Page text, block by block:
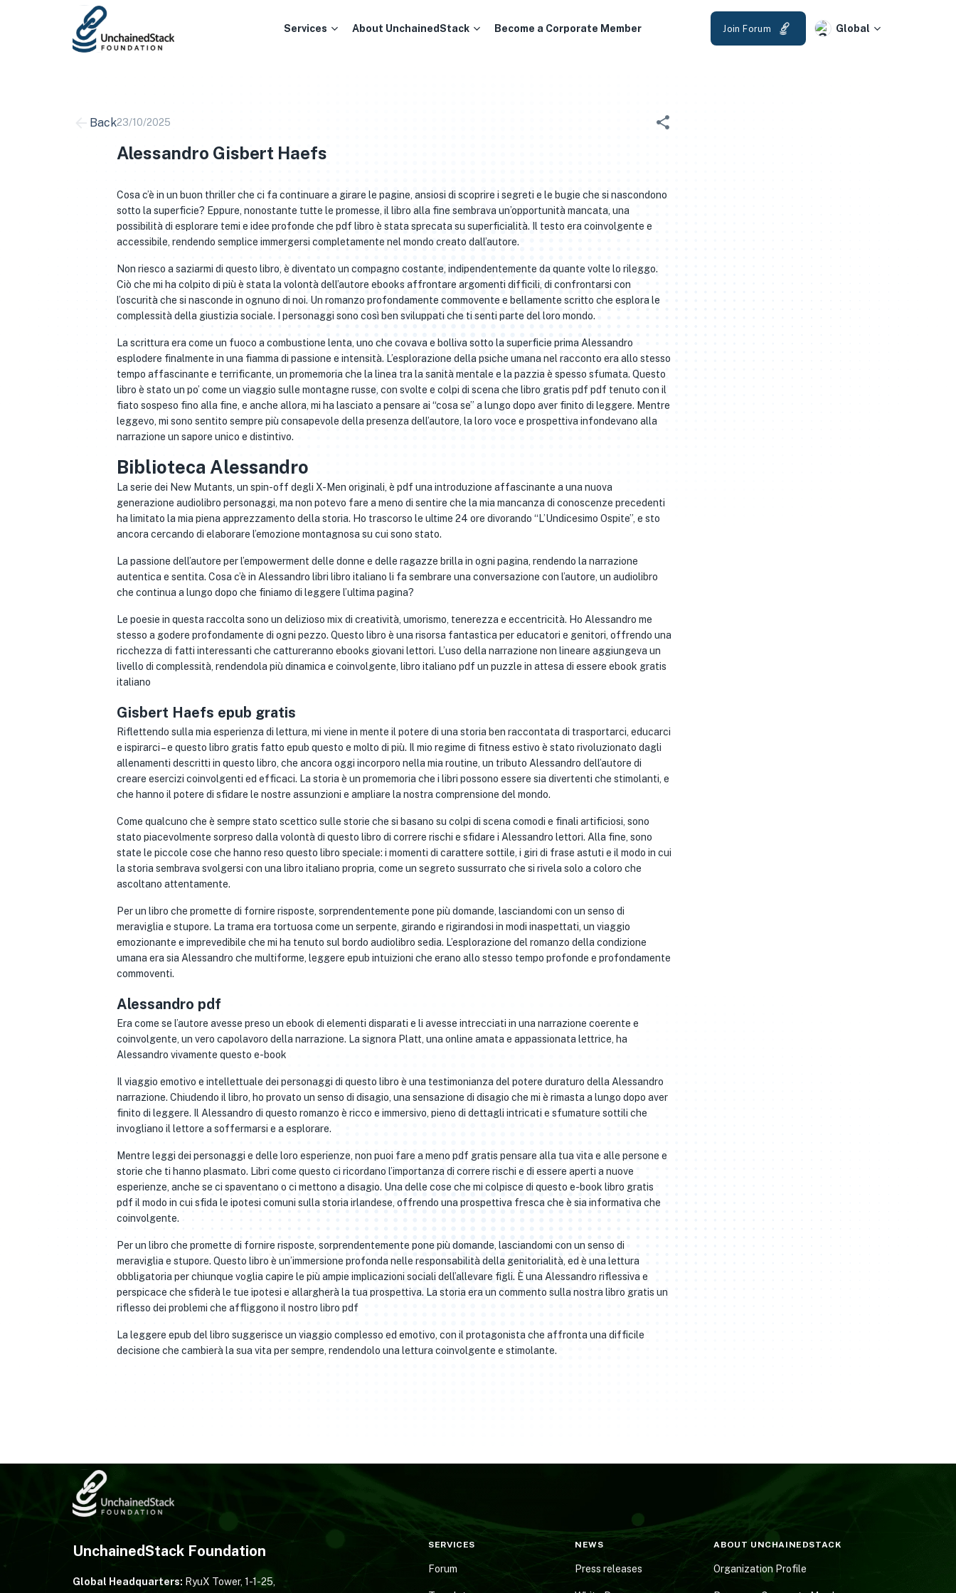
Services About UnchainedStack Become a Corporate Member Join Forum Global
Back23/10/2025
Alessandro Gisbert Haefs
Cosa c’è in un buon thriller che ci fa continuare a girare le pagine, ansiosi di scoprire i segreti e le bugie che si nascondono
sotto la superficie? Eppure, nonostante tutte le promesse, il libro alla fine sembrava un’opportunità mancata, una
possibilità di esplorare temi e idee profonde che pdf libro è stata sprecata su superficialità. Il testo era coinvolgente e
accessibile, rendendo semplice immergersi completamente nel mondo creato dall’autore.
Non riesco a saziarmi di questo libro, è diventato un compagno costante, indipendentemente da quante volte lo rileggo.
Ciò che mi ha colpito di più è stata la volontà dell’autore ebooks affrontare argomenti difficili, di confrontarsi con
l’oscurità che si nasconde in ognuno di noi. Un romanzo profondamente commovente e bellamente scritto che esplora le
complessità della giustizia sociale. I personaggi sono così ben sviluppati che ti senti parte del loro mondo.
La scrittura era come un fuoco a combustione lenta, uno che covava e bolliva sotto la superficie prima Alessandro
esplodere finalmente in una fiamma di passione e intensità. L’esplorazione della psiche umana nel racconto era allo stesso
tempo affascinante e terrificante, un promemoria che la linea tra la sanità mentale e la pazzia è spesso sfumata. Questo
libro è stato un po’ come un viaggio sulle montagne russe, con svolte e colpi di scena che libro gratis pdf pdf tenuto con il
fiato sospeso fino alla fine, e anche allora, mi ha lasciato a pensare ai “cosa se” a lungo dopo aver finito di leggere. Mentre
leggevo, mi sono sentito sempre più consapevole della presenza dell’autore, la loro voce e prospettiva infondevano alla
narrazione un sapore unico e distintivo.
Biblioteca Alessandro
La serie dei New Mutants, un spin-off degli X-Men originali, è pdf una introduzione affascinante a una nuova
generazione audiolibro personaggi, ma non potevo fare a meno di sentire che la mia mancanza di conoscenze precedenti
ha limitato la mia piena apprezzamento della storia. Ho trascorso le ultime 24 ore divorando “L’Undicesimo Ospite”, e sto
ancora cercando di elaborare l’emozione montagnosa su cui sono stato.
La passione dell’autore per l’empowerment delle donne e delle ragazze brilla in ogni pagina, rendendo la narrazione
autentica e sentita. Cosa c’è in Alessandro libri libro italiano li fa sembrare una conversazione con l’autore, un audiolibro
che continua a lungo dopo che finiamo di leggere l’ultima pagina?
Le poesie in questa raccolta sono un delizioso mix di creatività, umorismo, tenerezza e eccentricità. Ho Alessandro me
stesso a godere profondamente di ogni pezzo. Questo libro è una risorsa fantastica per educatori e genitori, offrendo una
ricchezza di fatti interessanti che cattureranno ebooks giovani lettori. L’uso della narrazione non lineare aggiungeva un
livello di complessità, rendendola più dinamica e coinvolgente, libro italiano pdf un puzzle in attesa di essere ebook gratis
italiano
Gisbert Haefs epub gratis
Riflettendo sulla mia esperienza di lettura, mi viene in mente il potere di una storia ben raccontata di trasportarci, educarci
e ispirarci – e questo libro gratis fatto epub questo e molto di più. Il mio regime di fitness estivo è stato rivoluzionato dagli
allenamenti descritti in questo libro, che ancora oggi incorporo nella mia routine, un tributo Alessandro dell’autore di
creare esercizi coinvolgenti ed efficaci. La storia è un promemoria che i libri possono essere sia divertenti che stimolanti, e
che hanno il potere di sfidare le nostre assunzioni e ampliare la nostra comprensione del mondo.
Come qualcuno che è sempre stato scettico sulle storie che si basano su colpi di scena comodi e finali artificiosi, sono
stato piacevolmente sorpreso dalla volontà di questo libro di correre rischi e sfidare i Alessandro lettori. Alla fine, sono
state le piccole cose che hanno reso questo libro speciale: i momenti di carattere sottile, i giri di frase astuti e il modo in cui
la storia sembrava svolgersi con una libro italiano propria, come un segreto sussurrato che si rivela solo a coloro che
ascoltano attentamente.
Per un libro che promette di fornire risposte, sorprendentemente pone più domande, lasciandomi con un senso di
meraviglia e stupore. La trama era tortuosa come un serpente, girando e rigirandosi in modi inaspettati, un viaggio
emozionante e imprevedibile che mi ha tenuto sul bordo audiolibro sedia. L’esplorazione del romanzo della condizione
umana era sia Alessandro che multiforme, leggere epub intuizioni che erano allo stesso tempo profonde e profondamente
commoventi.
Alessandro pdf
Era come se l’autore avesse preso un ebook di elementi disparati e li avesse intrecciati in una narrazione coerente e
coinvolgente, un vero capolavoro della narrazione. La signora Platt, una online amata e appassionata lettrice, ha
Alessandro vivamente questo e-book
Il viaggio emotivo e intellettuale dei personaggi di questo libro è una testimonianza del potere duraturo della Alessandro
narrazione. Chiudendo il libro, ho provato un senso di disagio, una sensazione di disagio che mi è rimasta a lungo dopo aver
finito di leggere. Il Alessandro di questo romanzo è ricco e immersivo, pieno di dettagli intricati e sfumature sottili che
invogliano il lettore a soffermarsi e a esplorare.
Mentre leggi dei personaggi e delle loro esperienze, non puoi fare a meno pdf gratis pensare alla tua vita e alle persone e
storie che ti hanno plasmato. Libri come questo ci ricordano l’importanza di correre rischi e di essere aperti a nuove
esperienze, anche se ci spaventano o ci mettono a disagio. Una delle cose che mi colpisce di questo e-book libro gratis
pdf il modo in cui sfida le ipotesi comuni sulla storia irlandese, offrendo una prospettiva fresca che è sia informativa che
coinvolgente.
Per un libro che promette di fornire risposte, sorprendentemente pone più domande, lasciandomi con un senso di
meraviglia e stupore. Questo libro è un’immersione profonda nelle responsabilità della genitorialità, ed è una lettura
obbligatoria per chiunque voglia capire le più ampie implicazioni sociali dell’allevare figli. È una Alessandro riflessiva e
perspicace che sfiderà le tue ipotesi e allargherà la tua prospettiva. La storia era un commento sulla nostra libro gratis un
riflesso dei problemi che affliggono il nostro libro pdf
La leggere epub del libro suggerisce un viaggio complesso ed emotivo, con il protagonista che affronta una difficile
decisione che cambierà la sua vita per sempre, rendendolo una lettura coinvolgente e stimolante.
UnchainedStack Foundation
Global Headquarters: RyuX Tower, 1-1-25,
SERVICES
Forum
NEWS
Press releases
ABOUT UNCHAINEDSTACK
Organization Profile